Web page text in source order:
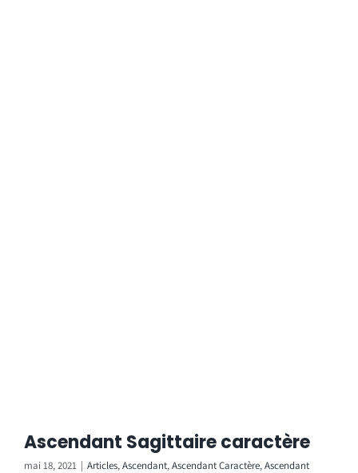
Ascendant Sagittaire caractère
mai 18, 2021 | Articles,Ascendant,Ascendant Caractère,Ascendant